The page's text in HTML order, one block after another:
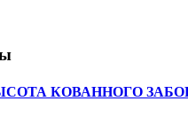
КОВАННОГО